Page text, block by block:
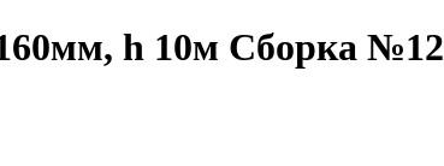
h 10м Сборка №12